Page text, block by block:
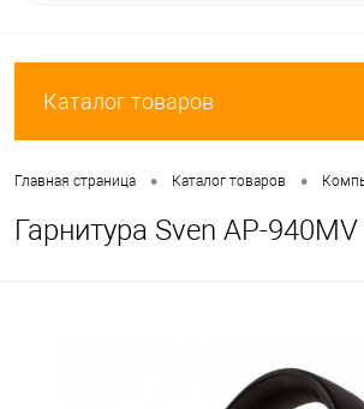
Каталог товаров
Главная страница • Каталог товаров •
Гарнитура Sven AP-